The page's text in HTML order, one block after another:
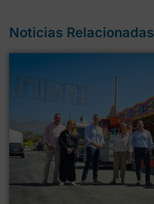
Noticias Relacionadas